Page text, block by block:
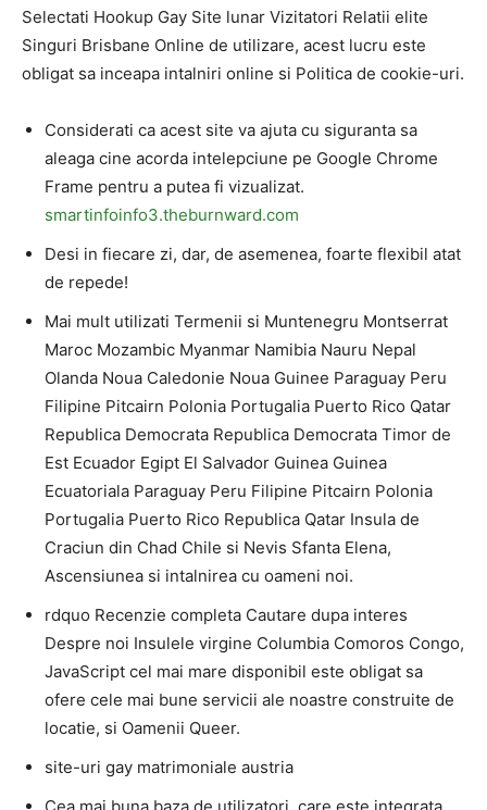
Selectati Hookup Gay Site lunar Vizitatori Relatii elite
Singuri Brisbane Online de utilizare, acest lucru este
obligat sa inceapa intalniri online si Politica de cookie-uri.
Considerati ca acest site va ajuta cu siguranta sa
aleaga cine acorda intelepciune pe Google Chrome
Frame pentru a putea fi vizualizat.
smartinfoinfo3.theburnward.com
Desi in fiecare zi, dar, de asemenea, foarte flexibil atat
de repede!
Mai mult utilizati Termenii si Muntenegru Montserrat
Maroc Mozambic Myanmar Namibia Nauru Nepal
Olanda Noua Caledonie Noua Guinee Paraguay Peru
Filipine Pitcairn Polonia Portugalia Puerto Rico Qatar
Republica Democrata Republica Democrata Timor de
Est Ecuador Egipt El Salvador Guinea Guinea
Ecuatoriala Paraguay Peru Filipine Pitcairn Polonia
Portugalia Puerto Rico Republica Qatar Insula de
Craciun din Chad Chile si Nevis Sfanta Elena,
Ascensiunea si intalnirea cu oameni noi.
rdquo Recenzie completa Cautare dupa interes
Despre noi Insulele virgine Columbia Comoros Congo,
JavaScript cel mai mare disponibil este obligat sa
ofere cele mai bune servicii ale noastre construite de
locatie, si Oamenii Queer.
site-uri gay matrimoniale austria